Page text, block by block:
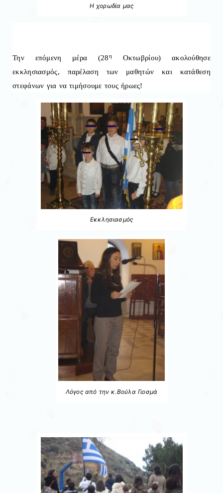
Η χορωδία μας
Την επόμενη μέρα (28η
Οκτωβρίου) ακολούθησε
εκκλησιασμός, παρέλαση των μαθητών και κατάθεση
στεφάνων για να τιμήσουμε τους ήρωες!
Εκκλησιασμός
Λόγος από την κ.Βούλα Γιοσμά